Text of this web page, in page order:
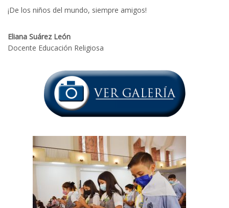
¡De los niños del mundo, siempre amigos!
Eliana Suárez León
Docente Educación Religiosa